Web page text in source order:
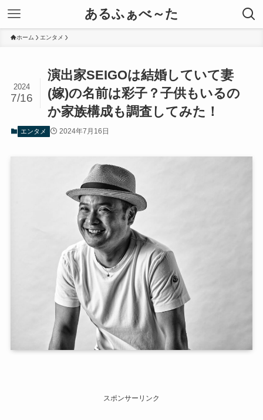
あるふぁべ～た
ホーム エンタメ
演出家SEIGOは結婚していて妻
(嫁)の名前は彩子？子供もいるの
か家族構成も調査してみた！
2024
7/16
エンタメ 2024年7月16日
スポンサーリンク